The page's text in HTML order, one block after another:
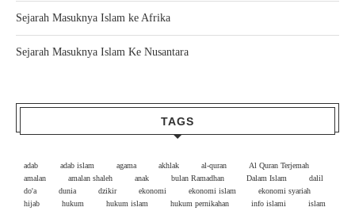
Sejarah Masuknya Islam ke Afrika
Sejarah Masuknya Islam Ke Nusantara
TAGS
adab adab islam agama akhlak al-quran
Al Quran Terjemah
amalan
amalan shaleh anak bulan Ramadhan Dalam Islam
dalil
do'a
dunia dzikir ekonomi ekonomi islam
ekonomi syariah
hijab
hukum hukum islam hukum pernikahan info islami
islam